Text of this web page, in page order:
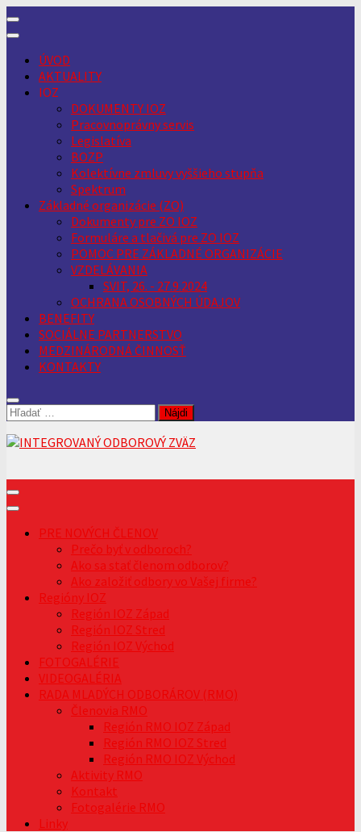
Skip
to
ÚVOD
AKTUALITY
IOZ
DOKUMENTY IOZ
Pracovnoprávny servis
Legislatíva
BOZP
Kolektívne zmluvy vyššieho stupňa
Spektrum
Základné organizácie (ZO)
Dokumenty pre ZO IOZ
Formuláre a tlačivá pre ZO IOZ
POMOC PRE ZÁKLADNÉ ORGANIZÁCIE
VZDELÁVANIA
SVIT, 26. - 27.9.2024
OCHRANA OSOBNÝCH ÚDAJOV
BENEFITY
SOCIÁLNE PARTNERSTVO
MEDZINÁRODNÁ ČINNOSŤ
KONTAKTY
Hľadať:
PRE NOVÝCH ČLENOV
Prečo byť v odboroch?
Ako sa stať členom odborov?
Ako založiť odbory vo Vašej firme?
Regióny IOZ
Región IOZ Západ
Región IOZ Stred
Región IOZ Východ
FOTOGALÉRIE
VIDEOGALÉRIA
RADA MLADÝCH ODBORÁROV (RMO)
Členovia RMO
Región RMO IOZ Západ
Región RMO IOZ Stred
Región RMO IOZ Východ
Aktivity RMO
Kontakt
Fotogalérie RMO
Linky